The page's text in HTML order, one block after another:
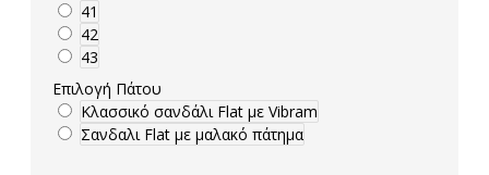
41
42
43
Επιλογή Πάτου
Κλασσικό σανδάλι Flat με Vibram
Σανδαλι Flat με μαλακό πάτημα